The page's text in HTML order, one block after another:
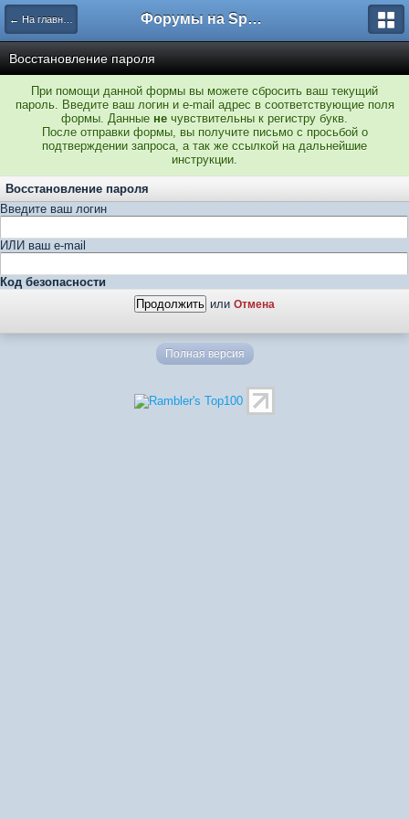
← На главную Форумы на Sportbox.ru
Восстановление пароля
При помощи данной формы вы можете сбросить ваш текущий
пароль. Введите ваш логин и e-mail адрес в соответствующие поля
формы. Данные не чувствительны к регистру букв.
После отправки формы, вы получите письмо с просьбой о
подтверждении запроса, а так же ссылкой на дальнейшие
инструкции.
Восстановление пароля
Введите ваш логин
ИЛИ ваш e-mail
Код безопасности
или Отмена
Полная версия